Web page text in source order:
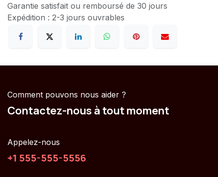
Garantie satisfait ou remboursé de 30 jours
Expédition : 2-3 jours ouvrables
Comment pouvons nous aider ?
Contactez-nous à tout moment
Appelez-nous
+1 555-555-5556